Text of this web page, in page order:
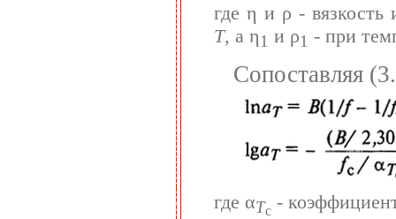
где η и ρ - вязкость
Т, а η1 и ρ1 - при
Сопоставляя
где αTc -